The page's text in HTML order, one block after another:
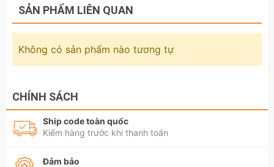
SẢN PHẨM LIÊN QUAN
Không có sản phẩm nào tương tự
CHÍNH SÁCH
Ship code toàn quốc
Kiểm hàng trước khi thanh toán
Đảm bảo